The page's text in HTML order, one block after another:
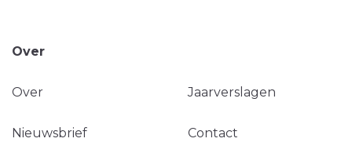
Over
Over Jaarverslagen
Nieuwsbrief Contact